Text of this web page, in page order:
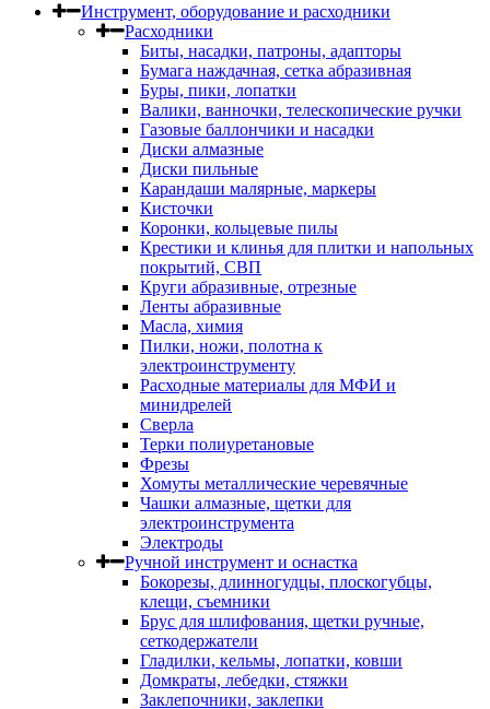
Инструмент, оборудование и расходники
Расходники
Биты, насадки, патроны, адапторы
Бумага наждачная, сетка абразивная
Буры, пики, лопатки
Валики, ванночки, телескопические ручки
Газовые баллончики и насадки
Диски алмазные
Диски пильные
Карандаши малярные, маркеры
Кисточки
Коронки, кольцевые пилы
Крестики и клинья для плитки и напольных
покрытий, СВП
Круги абразивные, отрезные
Ленты абразивные
Масла, химия
Пилки, ножи, полотна к
электроинструменту
Расходные материалы для МФИ и
минидрелей
Сверла
Терки полиуретановые
Фрезы
Хомуты металлические черевячные
Чашки алмазные, щетки для
электроинструмента
Электроды
Ручной инструмент и оснастка
Бокорезы, длинногудцы, плоскогубцы,
клещи, съемники
Брус для шлифования, щетки ручные,
сеткодержатели
Гладилки, кельмы, лопатки, ковши
Домкраты, лебедки, стяжки
Заклепочники, заклепки